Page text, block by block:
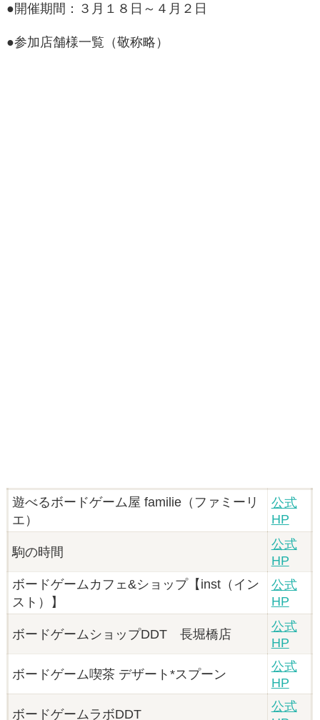
●開催期間：３月１８日～４月２日
●参加店舗様一覧（敬称略）
遊べるボードゲーム屋 familie（ファミーリ
エ）
公式
HP
駒の時間
公式
HP
ボードゲームカフェ&ショップ【inst（イン
スト）】
公式
HP
ボードゲームショップDDT 長堀橋店
公式
HP
ボードゲーム喫茶 デザート*スプーン
公式
HP
ボードゲームラボDDT
公式